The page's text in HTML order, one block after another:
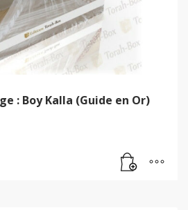
: Boy Kalla (Guide en Or)